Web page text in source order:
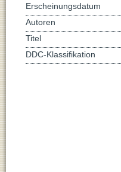
Erscheinungsdatum
Autoren
Titel
DDC-Klassifikation